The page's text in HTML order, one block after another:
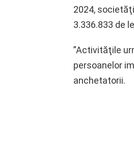
2024,
3.336.833 de
”Activităţile
persoanelor
anchetatorii.